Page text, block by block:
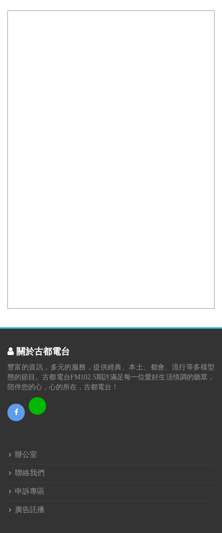
關於古都電台
豐富的資訊，多元的服務，提供經典、本土、都會、流行等多樣型
態的節目。古都電台FM102.5期許滿足每一位愛好生活情調的聽眾，
陪伴您的心，心的所在，古都電台！
辦公室
聯絡我們
申訴專區
廣告託播